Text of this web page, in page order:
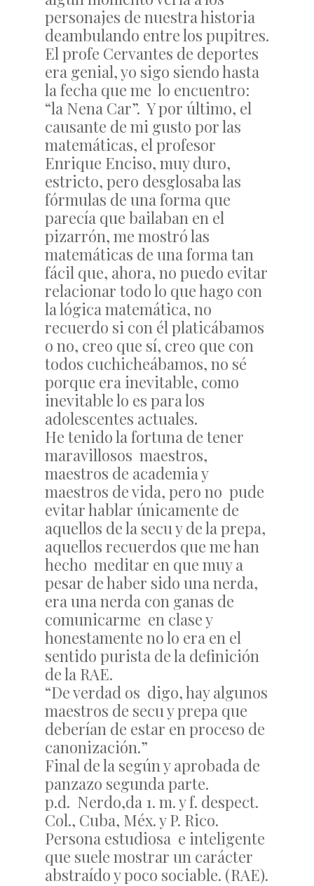
personajes de nuestra historia
deambulando entre los pupitres.
El profe Cervantes de deportes
era genial, yo sigo siendo hasta
la fecha que me lo encuentro:
“la Nena Car”. Y por último, el
causante de mi gusto por las
matemáticas, el profesor
Enrique Enciso, muy duro,
estricto, pero desglosaba las
fórmulas de una forma que
parecía que bailaban en el
pizarrón, me mostró las
matemáticas de una forma tan
fácil que, ahora, no puedo evitar
relacionar todo lo que hago con
la lógica matemática, no
recuerdo si con él platicábamos
o no, creo que sí, creo que con
todos cuchicheábamos, no sé
porque era inevitable, como
inevitable lo es para los
adolescentes actuales.
He tenido la fortuna de tener
maravillosos maestros,
maestros de academia y
maestros de vida, pero no pude
evitar hablar únicamente de
aquellos de la secu y de la prepa,
aquellos recuerdos que me han
hecho meditar en que muy a
pesar de haber sido una nerda,
era una nerda con ganas de
comunicarme en clase y
honestamente no lo era en el
sentido purista de la definición
de la RAE.
“De verdad os digo, hay algunos
maestros de secu y prepa que
deberían de estar en proceso de
canonización.”
Final de la según y aprobada de
panzazo segunda parte.
p.d. Nerdo,da 1. m. y f. despect.
Col., Cuba, Méx. y P. Rico.
Persona estudiosa e inteligente
que suele mostrar un carácter
abstraído y poco sociable. (RAE).